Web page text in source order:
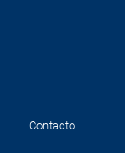
Contacto